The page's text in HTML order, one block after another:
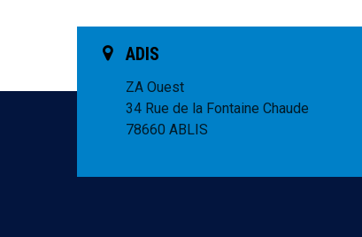
ADIS
ZA Ouest
34 Rue de la Fontaine Chaude
78660 ABLIS